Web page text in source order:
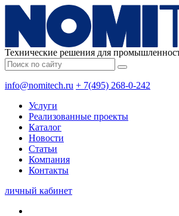
Технические решения для
info@nomitech.ru + 7(495) 268-0-242
Услуги
Реализованные проекты
Каталог
Новости
Статьи
Компания
Контакты
личный кабинет